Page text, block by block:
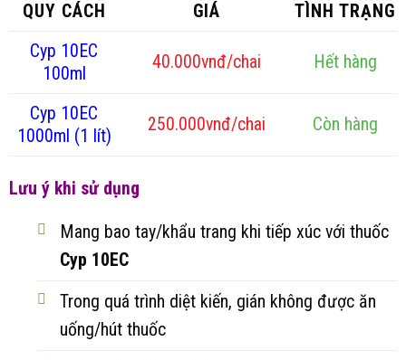
QUY CÁCH GIÁ
TÌNH TRẠNG
Cyp 10EC
100ml
40.000vnđ/chai Hết hàng
Cyp 10EC
1000ml (1 lít)
250.000vnđ/chai Còn hàng
Lưu ý khi sử dụng
Mang bao tay/khẩu trang khi tiếp xúc với thuốc
Cyp 10EC
Trong quá trình diệt kiến, gián không được ăn
uống/hút thuốc